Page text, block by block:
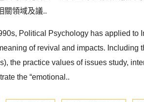
關領域及議..
Political Psychology has applied to
of revival and impacts. Including
the practice values of issues study,
the “emotional..